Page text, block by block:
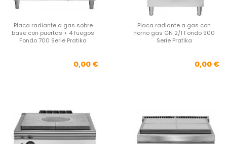
Placa radiante a gas sobre
base con puertas + 4 fuegos
Fondo 700 Serie Pratika
Precio
0,00 €
Placa radiante a gas con
horno gas GN 2/1 Fondo 900
Serie Pratika
0,00 €